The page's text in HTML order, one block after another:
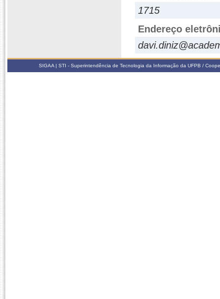
1715
Endereço
SIGAA | STI - Superintendência de Tecnologia da Informação da UFPB /